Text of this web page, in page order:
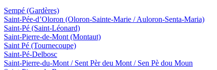
Sempé (Gardères)
Saint-Pée-d’Oloron (Oloron-Sainte-Marie / Auloron-Senta-Maria)
Saint-Pé (Saint-Léonard)
Saint-Pierre-de-Mont (Montaut)
Saint Pé (Tournecoupe)
Saint-Pé-Delbosc
Saint-Pierre-du-Mont / Sent Pèr deu Mont / Sen Pè dou Moun